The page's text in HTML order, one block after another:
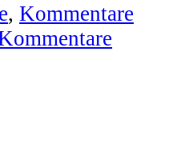
, Kommentare